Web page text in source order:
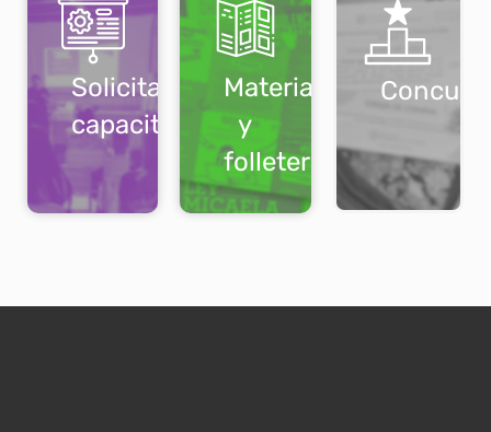
Solicitar
capacitaciones
Material
y
folletería